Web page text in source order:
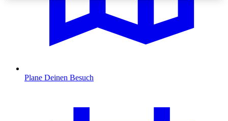
Plane Deinen Besuch